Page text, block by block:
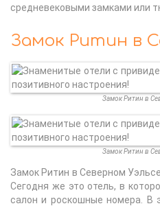
средневековыми замками или
Замок Ритин в
Замок Ритин в
Замок Ритин в
Замок Ритин в Северном
Сегодня же это отель, в
салон и роскошные номера. В